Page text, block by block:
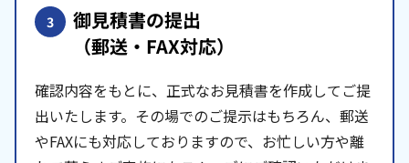
3 御見積書の提出
（郵送・FAX対応）
確認内容をもとに、正式なお見積書を作成してご提
出いたします。その場でのご提示はもちろん、郵送
やFAXにも対応しておりますので、お忙しい方や離